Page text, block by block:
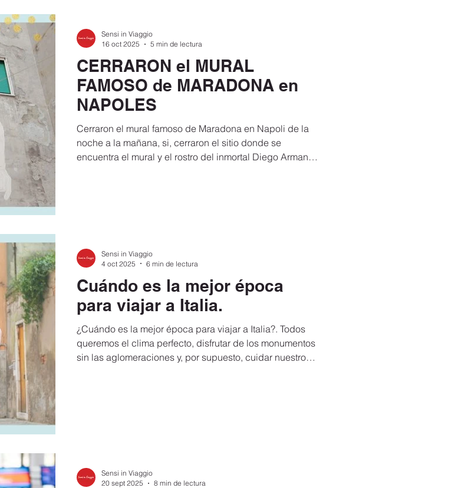
frases útiles italianas
y Turismo Francia España navidad 2019 y año nuevo
SlowTrip
Viajar a Italia Requisitos para viajar a Italia
tu viaje a Italia
a Roma Documentos para viajar a Italia en
CERRARON el MURAL
FAMOSO de MARADONA en
NAPOLES
Cerraron el mural famoso de Maradona en Napoli de la
noche a la mañana, si, cerraron el sitio donde se
encuentra el mural y el rostro del inmortal Diego Armando
Sensi in Viaggio
16 oct 2025
5 min de lectura
Cuándo es la mejor época
para viajar a Italia.
¿Cuándo es la mejor época para viajar a Italia?. Todos
queremos el clima perfecto, disfrutar de los monumentos
sin las aglomeraciones y, por supuesto, cuidar nuestro
Sensi in Viaggio
4 oct 2025
6 min de lectura
Sensi in Viaggio
20 sept 2025
8 min de lectura